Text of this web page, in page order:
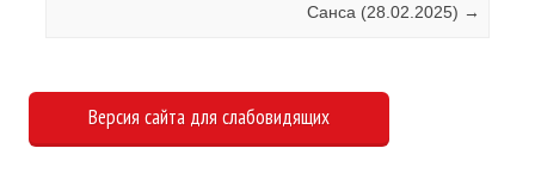
Санса (28.02.2025) →
Версия сайта для слабовидящих